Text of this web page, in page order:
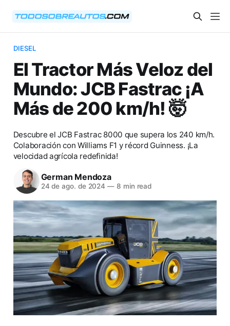
DIESEL
El Tractor Más Veloz del
Mundo: JCB Fastrac ¡A
Más de 200 km/h! 🤯
Descubre el JCB Fastrac 8000 que supera los 240 km/h.
Colaboración con Williams F1 y récord Guinness. ¡La
velocidad agrícola redefinida!
German Mendoza
24 de ago. de 2024 — 8 min read